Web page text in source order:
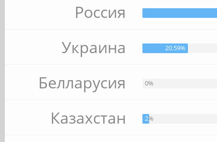
Россия
Украина
20.59%
Белларусия 0%
Казахстан 2.94%